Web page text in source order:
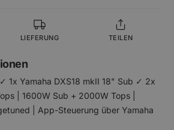
LIEFERUNG TEILEN
1x Yamaha DXS18 mkII 18" Sub ✓ 2x
| 1600W Sub + 2000W Tops |
| App-Steuerung über Yamaha